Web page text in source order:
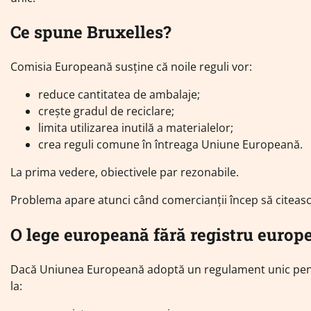
Ce spune Bruxelles?
Comisia Europeană susține că noile reguli vor:
reduce cantitatea de ambalaje;
crește gradul de reciclare;
limita utilizarea inutilă a materialelor;
crea reguli comune în întreaga Uniune Europeană.
La prima vedere, obiectivele par rezonabile.
Problema apare atunci când comercianții încep să
O lege europeană fără registru
Dacă Uniunea Europeană adoptă un regulament unic
la: